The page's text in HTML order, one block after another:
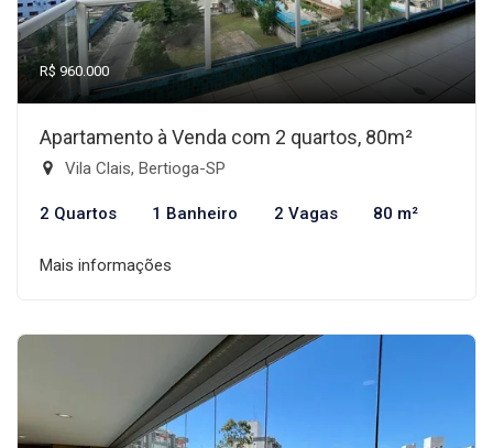
R$ 960.000
Apartamento à Venda com 2 quartos, 80m²
Vila Clais, Bertioga-SP
2 Quartos 1 Banheiro 2 Vagas 80 m²
Mais informações